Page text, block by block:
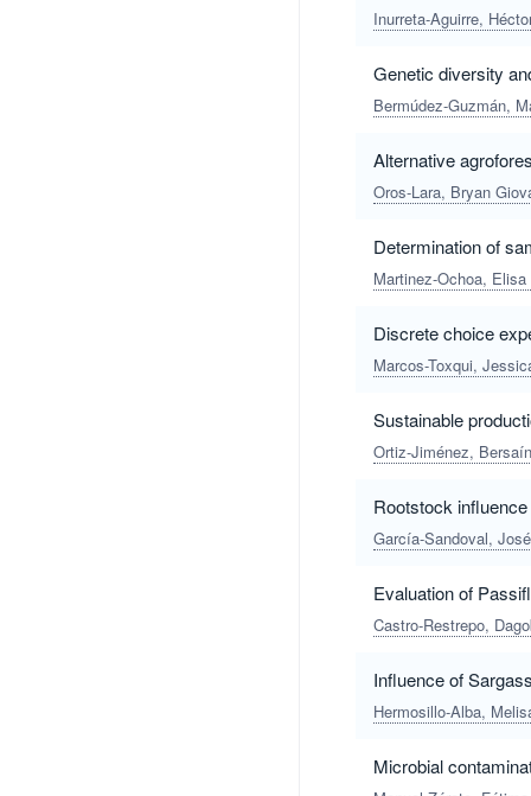
Inurreta-Aguirre,
Genetic diversity
Bermúdez-Guzmán,
Alternative
Oros-Lara, Bryan
Determination of
Martinez-Ochoa,
Discrete choice
Marcos-Toxqui,
Sustainable
Ortiz-Jiménez, Bersaín
Rootstock
García-Sandoval,
Evaluation of
Castro-Restrepo,
Influence of
Hermosillo-Alba,
Microbial